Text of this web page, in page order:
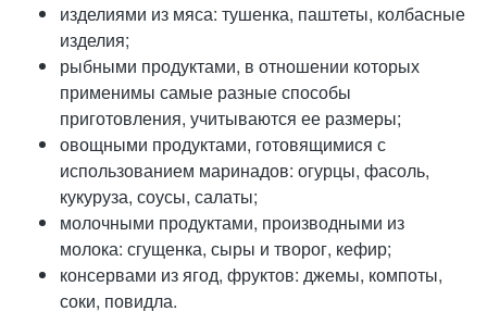
изделиями из мяса: тушенка, паштеты, колбасные
изделия;
рыбными продуктами, в отношении которых
применимы самые разные способы
приготовления, учитываются ее размеры;
овощными продуктами, готовящимися с
использованием маринадов: огурцы, фасоль,
кукуруза, соусы, салаты;
молочными продуктами, производными из
молока: сгущенка, сыры и творог, кефир;
консервами из ягод, фруктов: джемы, компоты,
соки, повидла.